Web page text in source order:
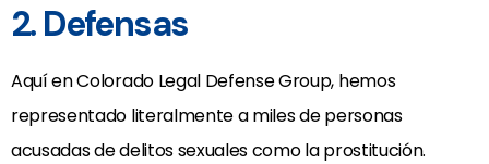
2. Defensas
Aquí en Colorado Legal Defense Group, hemos
representado literalmente a miles de personas
acusadas de delitos sexuales como la prostitución.